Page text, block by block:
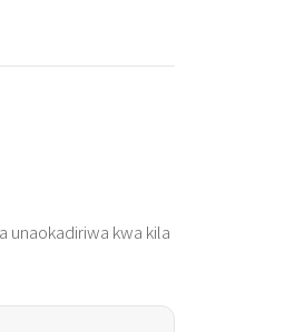
unaokadiriwa kwa kila